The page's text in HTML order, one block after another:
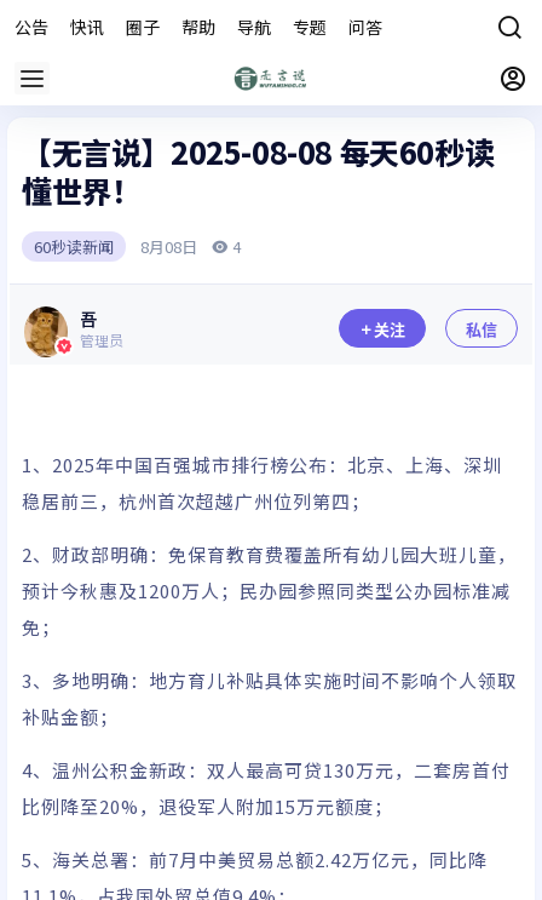
公告 快讯 圈子 帮助 导航 专题 问答
【无言说】2025-08-08 每天60秒读
懂世界！
60秒读新闻 8月08日 4
吾
管理员 关注 私信
1、2025年中国百强城市排行榜公布：北京、上海、深圳
稳居前三，杭州首次超越广州位列第四；
2、财政部明确：免保育教育费覆盖所有幼儿园大班儿童，
预计今秋惠及1200万人​​；​​民办园参照同类型公办园标准减
免​；
3、多地明确：地方育儿补贴具体实施时间不影响个人领取
补贴金额；
4、温州公积金新政：双人最高可贷130万元​​，​​二套房首付
比例降至20%​​，​​退役军人附加15万元额度；
5、海关总署：前7月中美贸易总额2.42万亿元，同比降